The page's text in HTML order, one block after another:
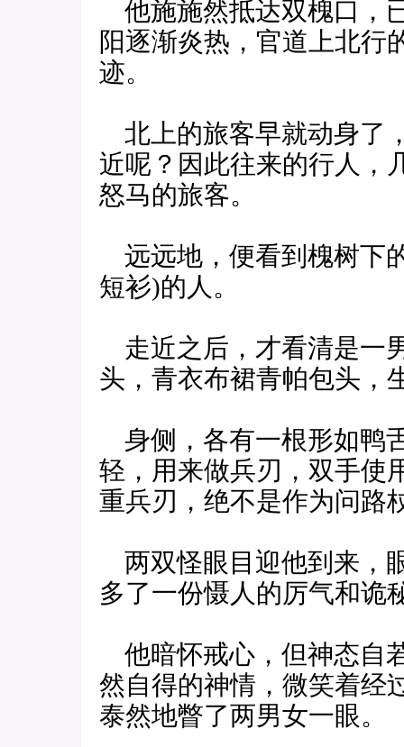
他施施然抵达双槐口，
阳逐渐炎热，官道上北行
迹。
北上的旅客早就动身了
近呢？因此往来的行人，
怒马的旅客。
远远地，便看到槐树下
短衫)的人。
走近之后，才看清是一
头，青衣布裙青帕包头，
身侧，各有一根形如鸭
轻，用来做兵刃，双手使
重兵刃，绝不是作为问路
两双怪眼目迎他到来，
多了一份慑人的厉气和诡
他暗怀戒心，但神态自
然自得的神情，微笑着经
泰然地瞥了两男女一眼。